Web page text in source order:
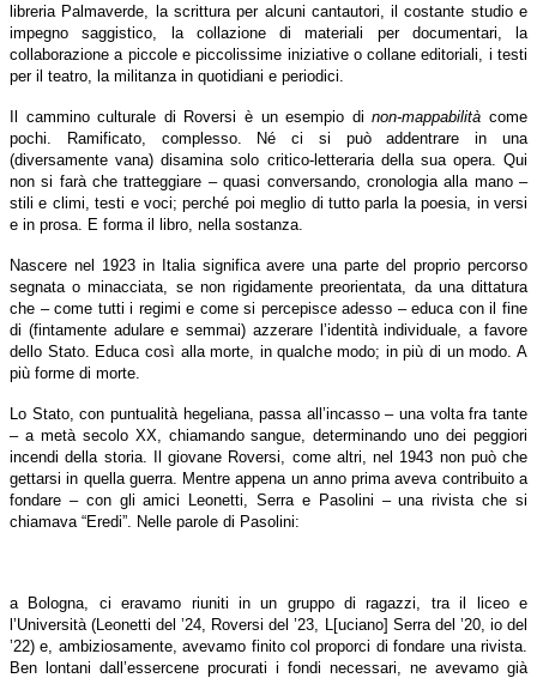
libreria Palmaverde, la scrittura per alcuni cantautori, il costante studio e
impegno saggistico, la collazione di materiali per documentari, la
collaborazione a piccole e piccolissime iniziative o collane editoriali, i testi
per il teatro, la militanza in quotidiani e periodici.
Il cammino culturale di Roversi è un esempio dinon-mappabilitàcome
pochi. Ramificato, complesso. Né ci si può addentrare in una
(diversamente vana) disamina solo critico-letteraria della sua opera. Qui
non si farà che tratteggiare – quasi conversando, cronologia alla mano –
stili e climi, testi e voci; perché poi meglio di tutto parla la poesia, in versi
e in prosa. E forma il libro, nella sostanza.
Nascere nel 1923 in Italia significa avere una parte del proprio percorso
segnata o minacciata, se non rigidamente preorientata, da una dittatura
che – come tutti i regimi e come si percepisce adesso – educa con il fine
di (fintamente adulare e semmai) azzerare l’identità individuale, a favore
dello Stato. Educa così alla morte, in qualche modo; in più di un modo. A
più forme di morte.
Lo Stato, con puntualità hegeliana, passa all’incasso – una volta fra tante
– a metà secolo XX, chiamando sangue, determinando uno dei peggiori
incendi della storia. Il giovane Roversi, come altri, nel 1943 non può che
gettarsi in quella guerra. Mentre appena un anno prima aveva contribuito a
fondare – con gli amici Leonetti, Serra e Pasolini – una rivista che si
chiamava “Eredi”. Nelle parole di Pasolini:
a Bologna, ci eravamo riuniti in un gruppo di ragazzi, tra il liceo e
l’Università (Leonetti del ’24, Roversi del ’23, L[uciano] Serra del ’20, io del
’22) e, ambiziosamente, avevamo finito col proporci di fondare una rivista.
Ben lontani dall’essercene procurati i fondi necessari, ne avevamo già